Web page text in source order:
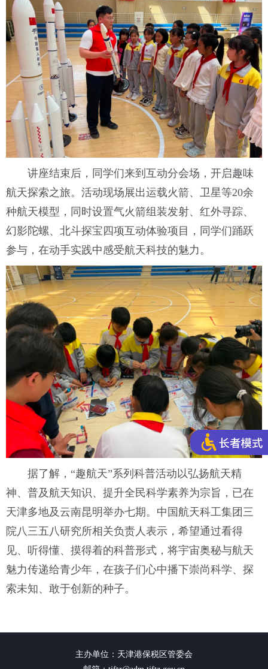
讲座结束后，同学们来到互动分会场，开启趣味
航天探索之旅。活动现场展出运载火箭、卫星等20余
种航天模型，同时设置气火箭组装发射、红外寻踪、
幻影陀螺、北斗探宝四项互动体验项目，同学们踊跃
参与，在动手实践中感受航天科技的魅力。
据了解，“趣航天”系列科普活动以弘扬航天精
神、普及航天知识、提升全民科学素养为宗旨，已在
天津多地及云南昆明举办七期。中国航天科工集团三
院八三五八研究所相关负责人表示，希望通过看得
见、听得懂、摸得着的科普形式，将宇宙奥秘与航天
魅力传递给青少年，在孩子们心中播下崇尚科学、探
索未知、敢于创新的种子。
主办单位：天津港保税区管委会